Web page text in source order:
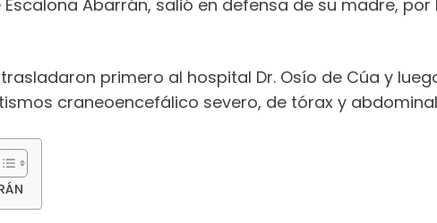
Escalona Abarrán, salió en defensa de su madre,
primero al hospital Dr. Osío de Cúa y
craneoencefálico severo, de tórax y